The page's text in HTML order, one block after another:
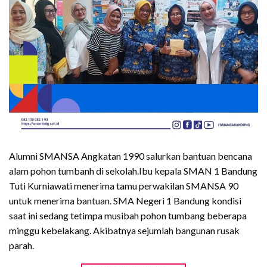
Alumni SMANSA Angkatan 1990 salurkan bantuan bencana
alam pohon tumbanh di sekolah.Ibu kepala SMAN 1 Bandung
Tuti Kurniawati menerima tamu perwakilan SMANSA 90
untuk menerima bantuan. SMA Negeri 1 Bandung kondisi
saat ini sedang tetimpa musibah pohon tumbang beberapa
minggu kebelakang. Akibatnya sejumlah bangunan rusak
parah.